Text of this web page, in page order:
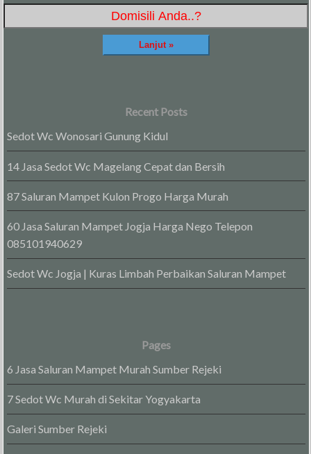
Recent Posts
Sedot Wc Wonosari Gunung Kidul
14 Jasa Sedot Wc Magelang Cepat dan Bersih
87 Saluran Mampet Kulon Progo Harga Murah
60 Jasa Saluran Mampet Jogja Harga Nego Telepon
085101940629
Sedot Wc Jogja | Kuras Limbah Perbaikan Saluran Mampet
Pages
6 Jasa Saluran Mampet Murah Sumber Rejeki
7 Sedot Wc Murah di Sekitar Yogyakarta
Galeri Sumber Rejeki